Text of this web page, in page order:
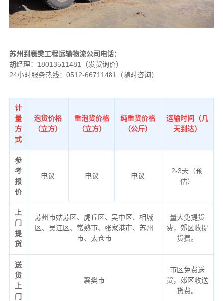
苏州到襄樊工程运输物流公司电话：
胡经理： 18013511481 （发货询价）
24小时服务热线：0512-66711481（随时咨询）
计
量
方
式
泡货价格
（立方）
重泡货价格
（立方）
纯重货价格
（公斤）
运输时间（几
天到达）
参
考
报
价
电议 电议 电议
2-3天（预
估）
上
门
提
货
苏州市姑苏区、虎丘区、吴中区、相城
区、吴江区、常熟市、张家港市、苏州
市、太仓市
量大免提货
费，郊区收提
货费。
送
货
上
门
襄樊市
市区免费送
货，郊区收送
货费。